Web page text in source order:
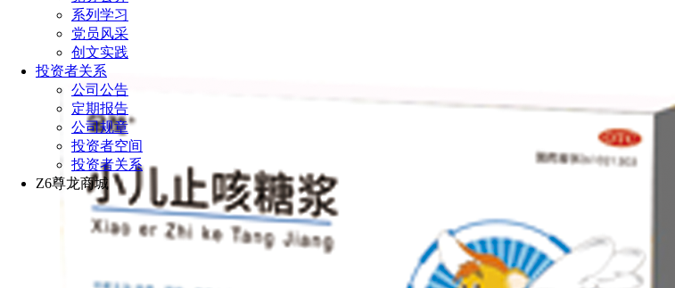
系列学习
党员风采
创文实践
投资者关系
公司公告
定期报告
公司规章
投资者空间
投资者关系
Z6尊龙商城